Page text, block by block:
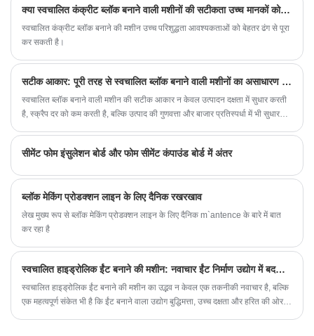
क्या स्वचालित कंक्रीट ब्लॉक बनाने वाली मशीनों की सटीकता उच्च मानकों को पूरा कर सकती है?
स्वचालित कंक्रीट ब्लॉक बनाने की मशीन उच्च परिशुद्धता आवश्यकताओं को बेहतर ढंग से पूरा
कर सकती है।
सटीक आकार: पूरी तरह से स्वचालित ब्लॉक बनाने वाली मशीनों का असाधारण प्रदर्शन
स्वचालित ब्लॉक बनाने वाली मशीन की सटीक आकार न केवल उत्पादन दक्षता में सुधार करती
है, स्क्रैप दर को कम करती है, बल्कि उत्पाद की गुणवत्ता और बाजार प्रतिस्पर्धा में भी सुधार
सीमेंट फोम इंसुलेशन बोर्ड और फोम सीमेंट कंपाउंड बोर्ड में अंतर
ब्लॉक मेकिंग प्रोडक्शन लाइन के लिए दैनिक रखरखाव
लेख मुख्य रूप से ब्लॉक मेकिंग प्रोडक्शन लाइन के लिए दैनिक m`antence के बारे में बात
कर रहा है
स्वचालित हाइड्रोलिक ईंट बनाने की मशीन: नवाचार ईंट निर्माण उद्योग में बदलाव का नेतृत्व करता है
स्वचालित हाइड्रोलिक ईंट बनाने की मशीन का उद्भव न केवल एक तकनीकी नवाचार है, बल्कि
एक महत्वपूर्ण संकेत भी है कि ईंट बनाने वाला उद्योग बुद्धिमत्ता, उच्च दक्षता और हरित की ओर